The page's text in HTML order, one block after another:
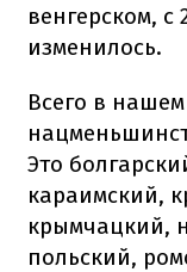
венгерском, с
изменилось.
Всего в нашем
Это
караимский,
крымчацкий,
польский,